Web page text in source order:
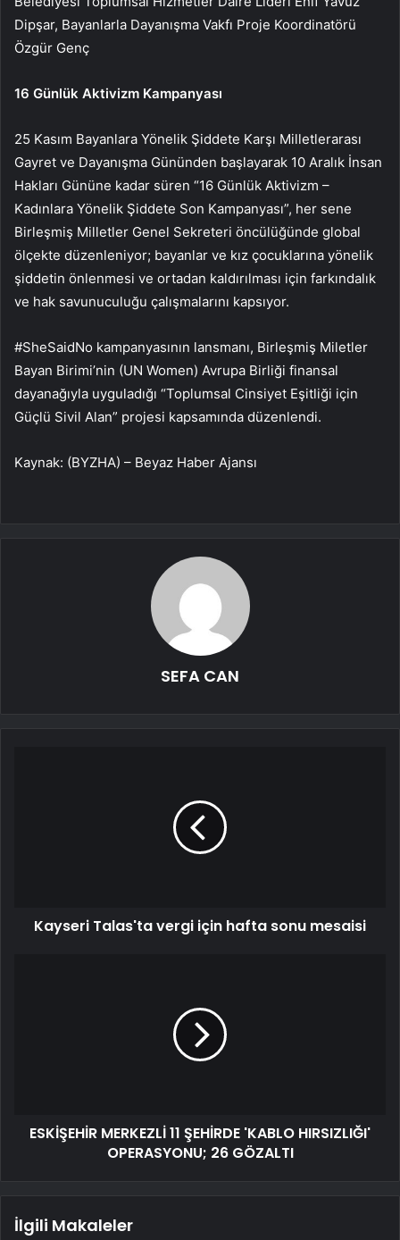
Dipşar, Bayanlarla Dayanışma Vakfı Proje Koordinatörü
Özgür Genç
16 Günlük Aktivizm Kampanyası
25 Kasım Bayanlara Yönelik Şiddete Karşı Milletlerarası
Gayret ve Dayanışma Gününden başlayarak 10 Aralık İnsan
Hakları Gününe kadar süren “16 Günlük Aktivizm –
Kadınlara Yönelik Şiddete Son Kampanyası”, her sene
Birleşmiş Milletler Genel Sekreteri öncülüğünde global
ölçekte düzenleniyor; bayanlar ve kız çocuklarına yönelik
şiddetin önlenmesi ve ortadan kaldırılması için farkındalık
ve hak savunuculuğu çalışmalarını kapsıyor.
#SheSaidNo kampanyasının lansmanı, Birleşmiş Miletler
Bayan Birimi’nin (UN Women) Avrupa Birliği finansal
dayanağıyla uyguladığı “Toplumsal Cinsiyet Eşitliği için
Güçlü Sivil Alan” projesi kapsamında düzenlendi.
Kaynak: (BYZHA) – Beyaz Haber Ajansı
SEFA CAN
Kayseri Talas'ta vergi için hafta sonu mesaisi
ESKİŞEHİR MERKEZLİ 11 ŞEHİRDE 'KABLO HIRSIZLIĞI'
OPERASYONU; 26 GÖZALTI
İlgili Makaleler